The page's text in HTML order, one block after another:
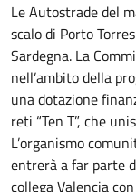
Le Autostrade del
scalo di Porto
Sardegna. La
nell’ambito della
una dotazione
reti “Ten T”, che
L’organismo
entrerà a far parte
collega Valencia